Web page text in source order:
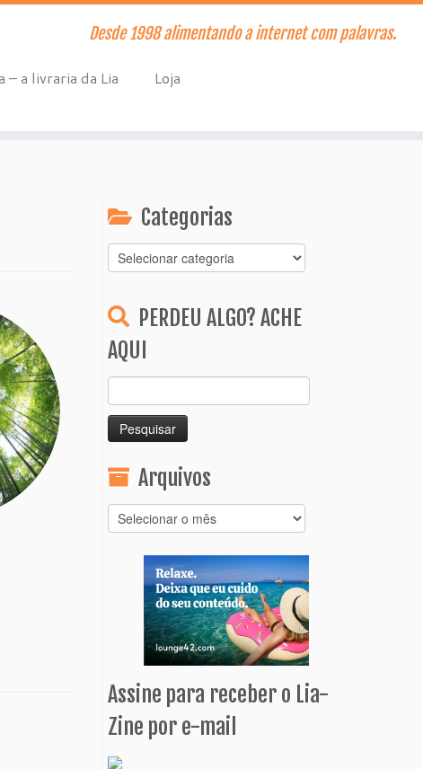
Desde 1998 alimentando a internet com palavras.
– a livraria da Lia
Loja
Categorias
Categorias
PERDEU ALGO? ACHE
AQUI
por:
Arquivos
Arquivos
Assine para receber o Lia-
Zine por e-mail